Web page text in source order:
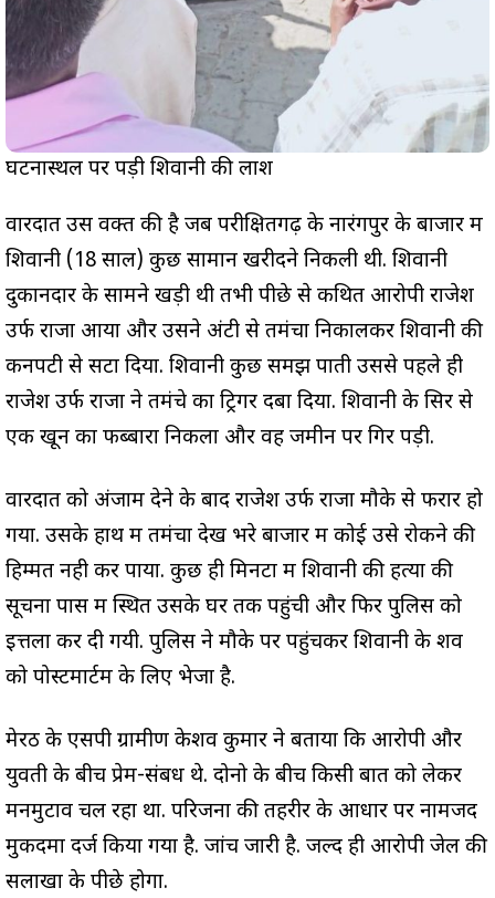
घटनास्थल पर पड़ी शिवानी की लाश
वारदात उस वक्त की है जब परीक्षितगढ़ के नारंगपुर के बाजार में
शिवानी (18 साल) कुछ सामान खरीदने निकली थी. शिवानी
दुकानदार के सामने खड़ी थी तभी पीछे से कथित आरोपी राजेश
उर्फ राजा आया और उसने अंटी से तमंचा निकालकर शिवानी की
कनपटी से सटा दिया. शिवानी कुछ समझ पाती उससे पहले ही
राजेश उर्फ राजा ने तमंचे का ट्रिगर दबा दिया. शिवानी के सिर से
एक खून का फब्बारा निकला और वह जमीन पर गिर पड़ी.
वारदात को अंजाम देने के बाद राजेश उर्फ राजा मौके से फरार हो
गया. उसके हाथ में तमंचा देख भरे बाजार में कोई उसे रोकने की
हिम्मत नही कर पाया. कुछ ही मिनटों में शिवानी की हत्या की
सूचना पास में स्थित उसके घर तक पहुंची और फिर पुलिस को
इत्तला कर दी गयी. पुलिस ने मौके पर पहुंचकर शिवानी के शव
को पोस्टमार्टम के लिए भेजा है.
मेरठ के एसपी ग्रामीण केशव कुमार ने बताया कि आरोपी और
युवती के बीच प्रेम-संबध थे. दोनो के बीच किसी बात को लेकर
मनमुटाव चल रहा था. परिजनों की तहरीर के आधार पर नामजद
मुकदमा दर्ज किया गया है. जांच जारी है. जल्द ही आरोपी जेल की
सलाखों के पीछे होगा.